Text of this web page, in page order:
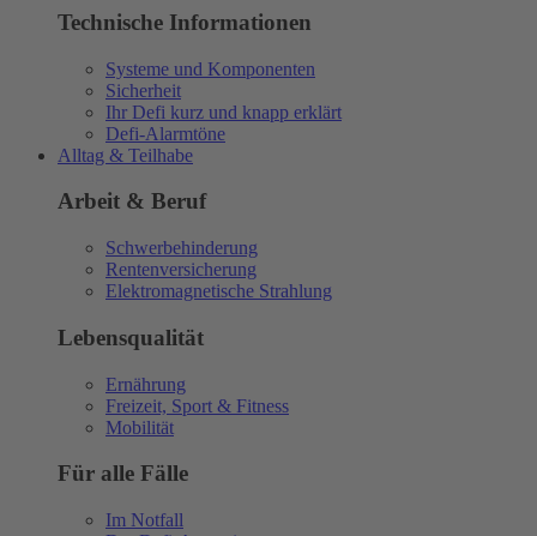
Technische Informationen
Systeme und Komponenten
Sicherheit
Ihr Defi kurz und knapp erklärt
Defi-Alarmtöne
Alltag & Teilhabe
Arbeit & Beruf
Schwerbehinderung
Rentenversicherung
Elektromagnetische Strahlung
Lebensqualität
Ernährung
Freizeit, Sport & Fitness
Mobilität
Für alle Fälle
Im Notfall